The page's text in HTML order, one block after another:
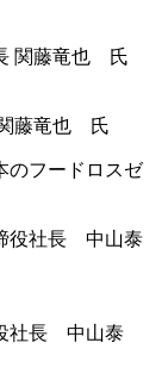
関藤竜也 氏
のフードロスゼ
社長 中山泰